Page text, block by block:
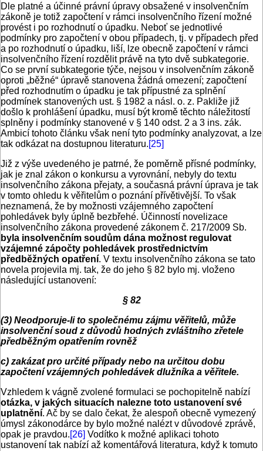
Dle platné a účinné právní úpravy obsažené v insolven­čním
zákoně je totiž započtení v rámci insolvenčního řízení možné
provést i po rozhodnutí o úpadku. Neboť se jednotlivé
podmínky pro započtení v obou případech, tj. v případech před
a po rozhodnutí o úpadku, liší, lze obecně započtení v rámci
insolvenčního řízení rozdělit právě na tyto dvě subkategorie.
Co se první subkategorie týče, nejsou v insolvenčním zákoně
oproti „běžné“ úpravě stanovena žádná omezení; započtení
před rozhodnutím o úpadku je tak přípustné za splnění
podmínek stanovených ust. § 1982 a násl. o. z. Pakliže již
došlo k prohlášení úpadku, musí být kromě těchto náležitostí
splněny i podmínky stanovené v § 140 odst. 2 a 3 ins. zák.
Ambicí tohoto článku však není tyto podmínky analyzovat, a lze
tak odkázat na dostupnou literaturu.[25]
Již z výše uvedeného je patrné, že poměrně přísné podmínky,
jak je znal zákon o konkursu a vyrovnání, nebyly do textu
insolvenčního zákona přejaty, a současná právní úprava je tak
v tomto ohledu k věřitelům o poznání přívětivější. To však
neznamená, že by možnosti vzájemného započtení
pohledávek byly úplně bezbřehé. Účinností novelizace
insolvenčního zákona provedené zákonem č. 217/2009 Sb.
byla insolvenčním soudům dána možnost regulovat
vzájemné zápočty pohledávek prostřednictvím
předběžných opatření. V textu insolvenčního zákona se tato
novela projevila mj. tak, že do jeho § 82 bylo mj. vloženo
následující ustanovení:
§ 82
(3) Neodporuje-li to společnému zájmu věřitelů, může
insolvenční soud z důvodů hodných zvláštního zřetele
předběžným opatřením rovněž
c) zakázat pro určité případy nebo na určitou dobu
započtení vzájemných pohledávek dlužníka a věřitele.
Vzhledem k vágně zvolené formulaci se pochopitelně nabízí
otázka, v jakých situacích nalezne toto ustanovení své
uplatnění. Ač by se dalo čekat, že alespoň obecně vymezený
úmysl zákonodárce by bylo možné nalézt v důvodové zprávě,
opak je pravdou.[26] Vodítko k možné aplikaci tohoto
ustanovení tak nabízí až komentářová literatura, když k tomuto